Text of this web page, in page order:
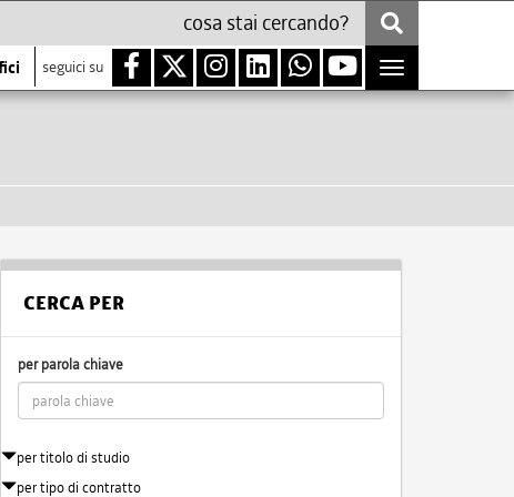
seguici su
Toggle
navigation
CERCA PER
per parola chiave
per titolo di studio
per tipo di contratto